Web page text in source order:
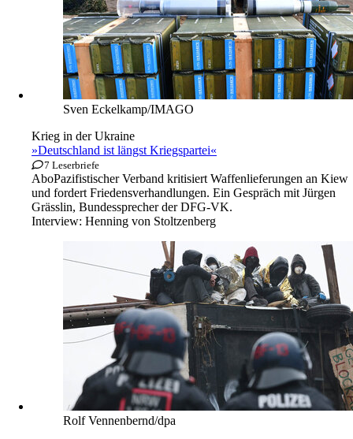
Sven Eckelkamp/IMAGO
Krieg in der Ukraine
»Deutschland ist längst Kriegspartei«
7 Leserbriefe
AboPazifistischer Verband kritisiert Waffenlieferungen an Kiew
und fordert Friedensverhandlungen. Ein Gespräch mit Jürgen
Grässlin, Bundessprecher der DFG-VK.
Interview: Henning von Stoltzenberg
Rolf Vennenbernd/dpa